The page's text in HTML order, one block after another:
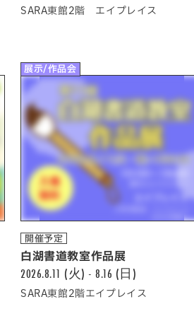
SARA東館2階 エイプレイス
展示/作品会
開催予定
白湖書道教室作品展
2026.8.11 (火) - 8.16 (日)
SARA東館2階エイプレイス